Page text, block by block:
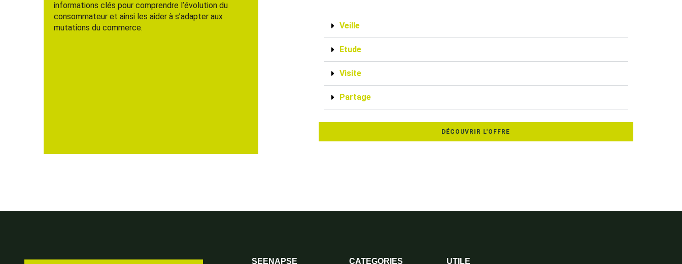
informations clés pour comprendre l’évolution du
consommateur et ainsi les aider à s’adapter aux
mutations du commerce.
Veille
Etude
Visite
Partage
DÉCOUVRIR L'OFFRE
SEENAPSE CATEGORIES UTILE